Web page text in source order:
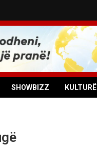
SHOWBIZZ KULTURË